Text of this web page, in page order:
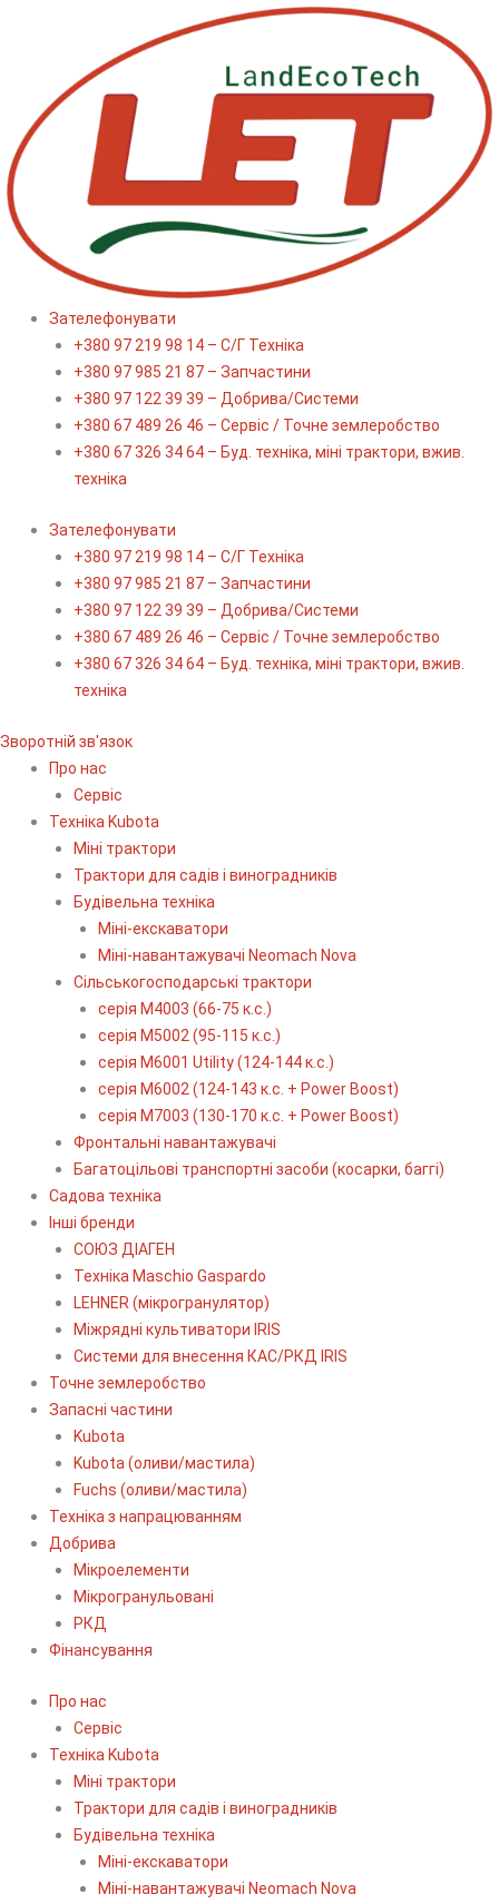
Зателефонувати
+380 97 219 98 14 – С/Г Техніка
+380 97 985 21 87 – Запчастини
+380 97 122 39 39 – Добрива/Cистеми
+380 67 489 26 46 – Сервіс / Точне землеробство
+380 67 326 34 64 – Буд. техніка, міні трактори, вжив.
техніка
Зателефонувати
+380 97 219 98 14 – С/Г Техніка
+380 97 985 21 87 – Запчастини
+380 97 122 39 39 – Добрива/Cистеми
+380 67 489 26 46 – Сервіс / Точне землеробство
+380 67 326 34 64 – Буд. техніка, міні трактори, вжив.
техніка
Зворотній зв'язок
Про нас
Сервіс
Технiка Kubota
Міні трактори
Трактори для садів і виноградників
Будівельна техніка
Міні-екскаватори
Міні-навантажувачі Neomach Nova
Сільськогосподарські трактори
серія М4003 (66-75 к.с.)
серія М5002 (95-115 к.с.)
серія M6001 Utility (124-144 к.с.)
серія М6002 (124-143 к.с. + Power Boost)
серія М7003 (130-170 к.с. + Power Boost)
Фронтальні навантажувачі
Багатоцільові транспортні засоби (косарки, баггі)
Садова техніка
Інші бренди
СОЮЗ ДІАГЕН
Техніка Maschio Gaspardo
LEHNER (мікрогранулятор)
Міжрядні культиватори IRIS
Системи для внесення КАС/РКД IRIS
Точне землеробство
Запасні частини
Kubota
Kubota (оливи/мастила)
Fuchs (оливи/мастила)
Техніка з напрацюванням
Добрива
Мікроелементи
Мікрогранульовані
РКД
Фінансування
Про нас
Сервіс
Технiка Kubota
Міні трактори
Трактори для садів і виноградників
Будівельна техніка
Міні-екскаватори
Міні-навантажувачі Neomach Nova